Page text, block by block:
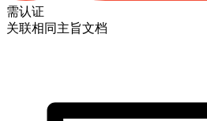
需认证
关联相同主旨文档